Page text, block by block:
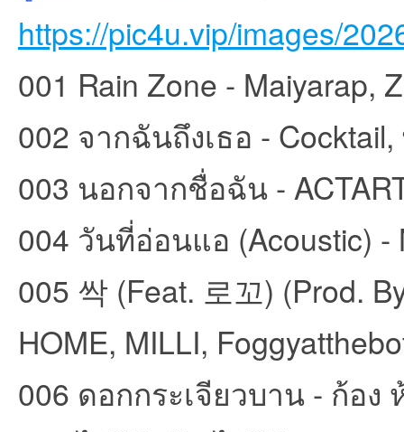
https://pic4u.vip/images/
001 Rain Zone - Maiyarap,
002 จากฉันถึงเธอ -
003 นอกจากชื่อฉัน -
004 วันที่อ่อนแอ (Acoustic) -
005 싹 (Feat. 로꼬) (Prod.
HOME, MILLI,
006 ดอกกระเจียวบาน - ก้อง